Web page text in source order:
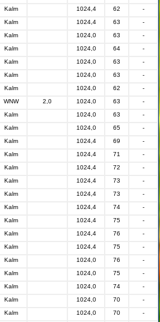
Kalm 1024,4 62
-
Kalm 1024,4 63
-
Kalm 1024,0 63
-
Kalm 1024,0 64
-
Kalm 1024,0 63
-
Kalm 1024,0 63
-
Kalm 1024,0 62
-
WNW 2,0 1024,0 63
-
Kalm 1024,0 63
-
Kalm 1024,0 65
-
Kalm 1024,4 69
-
Kalm 1024,4 71
-
Kalm 1024,4 72
-
Kalm 1024,4 73
-
Kalm 1024,4 73
-
Kalm 1024,4 74
-
Kalm 1024,4 75
-
Kalm 1024,4 76
-
Kalm 1024,4 75
-
Kalm 1024,0 76
-
Kalm 1024,0 75
-
Kalm 1024,0 74
-
Kalm 1024,0 70
-
Kalm 1024,0 70
-